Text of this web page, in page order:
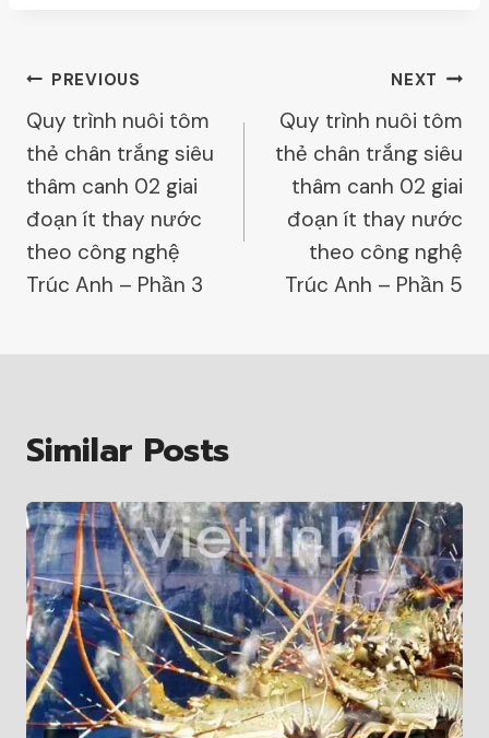
Post
Navigation
PREVIOUS
Quy trình nuôi tôm
thẻ chân trắng siêu
thâm canh 02 giai
đoạn ít thay nước
theo công nghệ
Trúc Anh – Phần 3
NEXT
Quy trình nuôi tôm
thẻ chân trắng siêu
thâm canh 02 giai
đoạn ít thay nước
theo công nghệ
Trúc Anh – Phần 5
Similar Posts